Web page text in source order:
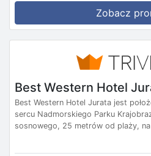
Zobacz
Best Western Hotel
Best Western Hotel Jurata jest
sercu Nadmorskiego Parku
sosnowego, 25 metrów od plaży,